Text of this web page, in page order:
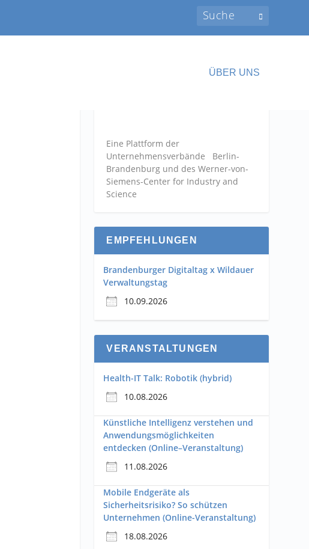
ÜBER UNS
Eine Plattform der
Unternehmensverbände Berlin-
Brandenburg und des Werner-von-
Siemens-Center for Industry and
Science
EMPFEHLUNGEN
Brandenburger Digitaltag x Wildauer
Verwaltungstag
10.09.2026
VERANSTALTUNGEN
Health-IT Talk: Robotik (hybrid)
10.08.2026
Künstliche Intelligenz verstehen und
Anwendungsmöglichkeiten
entdecken (Online–Veranstaltung)
11.08.2026
Mobile Endgeräte als
Sicherheitsrisiko? So schützen
Unternehmen (Online-Veranstaltung)
18.08.2026